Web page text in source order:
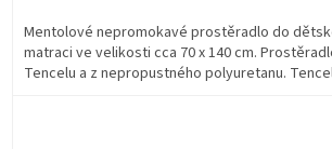
Mentolové nepromokavé prostěradlo do
matraci ve velikosti cca 70 x 140 cm.
Tencelu a z nepropustného polyuretanu.